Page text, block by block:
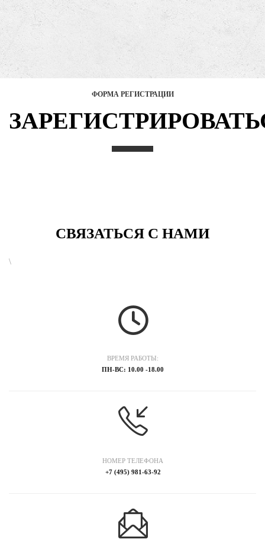
ФОРМА РЕГИСТРАЦИИ
СВЯЗАТЬСЯ С НАМИ
\
ВРЕМЯ РАБОТЫ:
ПН-ВС: 10.00 -18.00
НОМЕР ТЕЛЕФОНА
+7 (495) 981-63-92